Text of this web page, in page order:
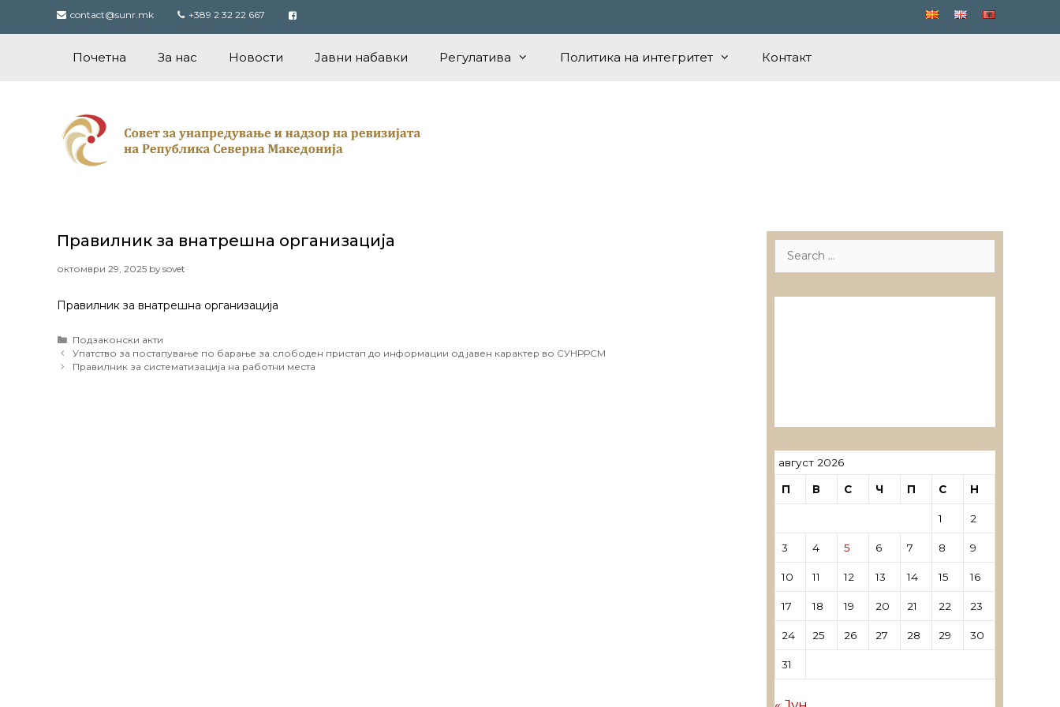
contact@sunr.mk +389 2 32 22 667
Почетна За нас Новости Јавни набавки Регулатива Политика на интегритет Контакт
Правилник за внатрешна организација
октомври 29, 2025 bysovet
Правилник за внатрешна организација
Categories
Подзаконски акти
Post
navigation
Упатство за постапување по барање за слободен пристап до информации од јавен карактер во СУНРРСМ
Правилник за систематизација на работни места
Search
август 2026
П В С Ч П С Н
1 2
3 4 5 6 7 8 9
10 11 12 13 14 15 16
17 18 19 20 21 22 23
24 25 26 27 28 29 30
31